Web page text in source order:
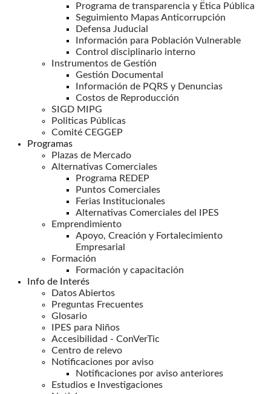
Programa de transparencia y Ëtica Pública
Seguimiento Mapas Anticorrupción
Defensa Juducial
Información para Población Vulnerable
Control disciplinario interno
Instrumentos de Gestión
Gestión Documental
Información de PQRS y Denuncias
Costos de Reproducción
SIGD MIPG
Politicas Públicas
Comité CEGGEP
Programas
Plazas de Mercado
Alternativas Comerciales
Programa REDEP
Puntos Comerciales
Ferias Institucionales
Alternativas Comerciales del IPES
Emprendimiento
Apoyo, Creación y Fortalecimiento
Empresarial
Formación
Formación y capacitación
Info de Interés
Datos Abiertos
Preguntas Frecuentes
Glosario
IPES para Niños
Accesibilidad - ConVerTic
Centro de relevo
Notificaciones por aviso
Notificaciones por aviso anteriores
Estudios e Investigaciones